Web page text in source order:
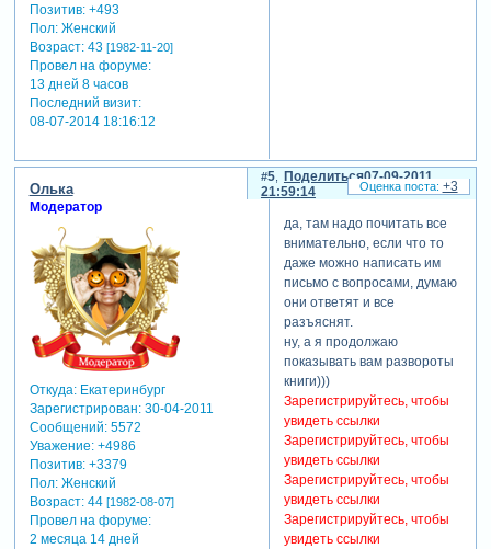
Позитив: +493
Пол:Женский
Возраст:43 [1982-11-20]
Провел на форуме:
13 дней 8 часов
Последний визит:
08-07-2014 18:16:12
Поделиться
5
07-09-2011
21:59:14
Олька
Модератор
Откуда:Екатеринбург
Зарегистрирован: 30-04-2011
Сообщений:5572
Уважение: +4986
Позитив: +3379
Пол:Женский
Возраст:44 [1982-08-07]
Провел на форуме:
2 месяца 14 дней
да, там надо почитать все
внимательно, если что то
даже можно написать им
письмо с вопросами, думаю
они ответят и все
разъяснят.
ну, а я продолжаю
показывать вам развороты
книги)))
Зарегистрируйтесь, чтобы
увидеть ссылки
Зарегистрируйтесь, чтобы
увидеть ссылки
Зарегистрируйтесь, чтобы
увидеть ссылки
Зарегистрируйтесь, чтобы
увидеть ссылки
+3